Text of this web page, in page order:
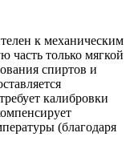
к механическим
часть только мягкой
спиртов и
калибровки
(благодаря